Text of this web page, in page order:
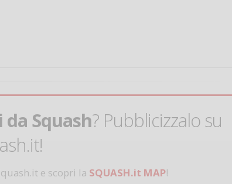
Squash? Pubblicizzalo su
e scopri la SQUASH.it MAP!
telefonico o si può fare
Grazie